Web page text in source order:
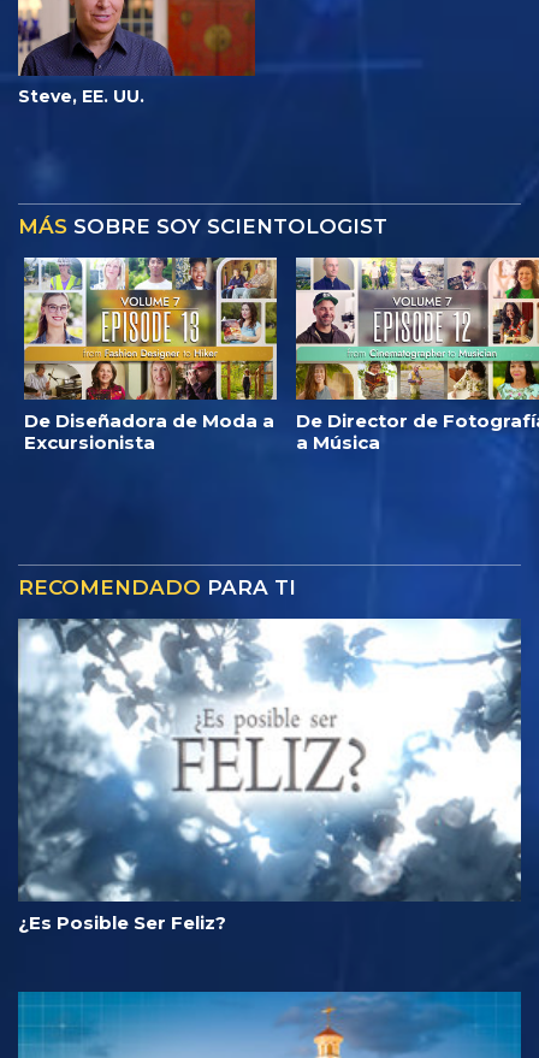
Steve, EE. UU.
MÁS SOBRE SOY SCIENTOLOGIST
De Diseñadora de Moda a
Excursionista
De Director de
a Música
RECOMENDADO PARA TI
¿Es Posible Ser Feliz?